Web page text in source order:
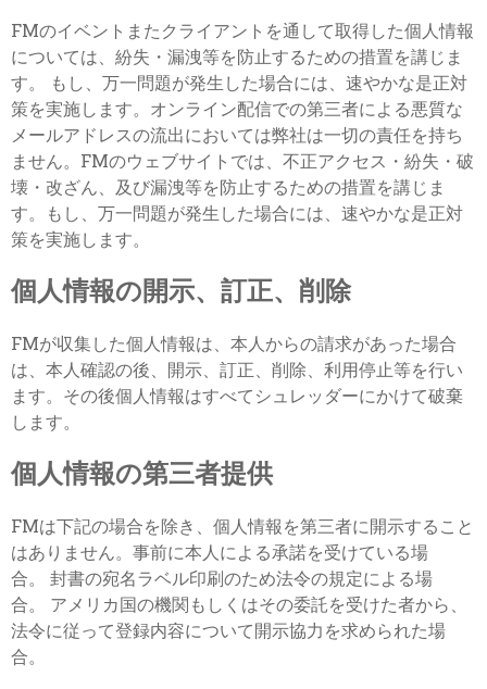
FMのイベントまたクライアントを通して取得した個人情報
については、紛失・漏洩等を防止するための措置を講じま
す。 もし、万一問題が発生した場合には、速やかな是正対
策を実施します。オンライン配信での第三者による悪質な
メールアドレスの流出においては弊社は一切の責任を持ち
ません。FMのウェブサイトでは、不正アクセス・紛失・破
壊・改ざん、及び漏洩等を防止するための措置を講じま
す。もし、万一問題が発生した場合には、速やかな是正対
策を実施します。
個人情報の開示、訂正、削除
FMが収集した個人情報は、本人からの請求があった場合
は、本人確認の後、開示、訂正、削除、利用停止等を行い
ます。その後個人情報はすべてシュレッダーにかけて破棄
します。
個人情報の第三者提供
FMは下記の場合を除き、個人情報を第三者に開示すること
はありません。事前に本人による承諾を受けている場
合。 封書の宛名ラベル印刷のため法令の規定による場
合。 アメリカ国の機関もしくはその委託を受けた者から、
法令に従って登録内容について開示協力を求められた場
合。